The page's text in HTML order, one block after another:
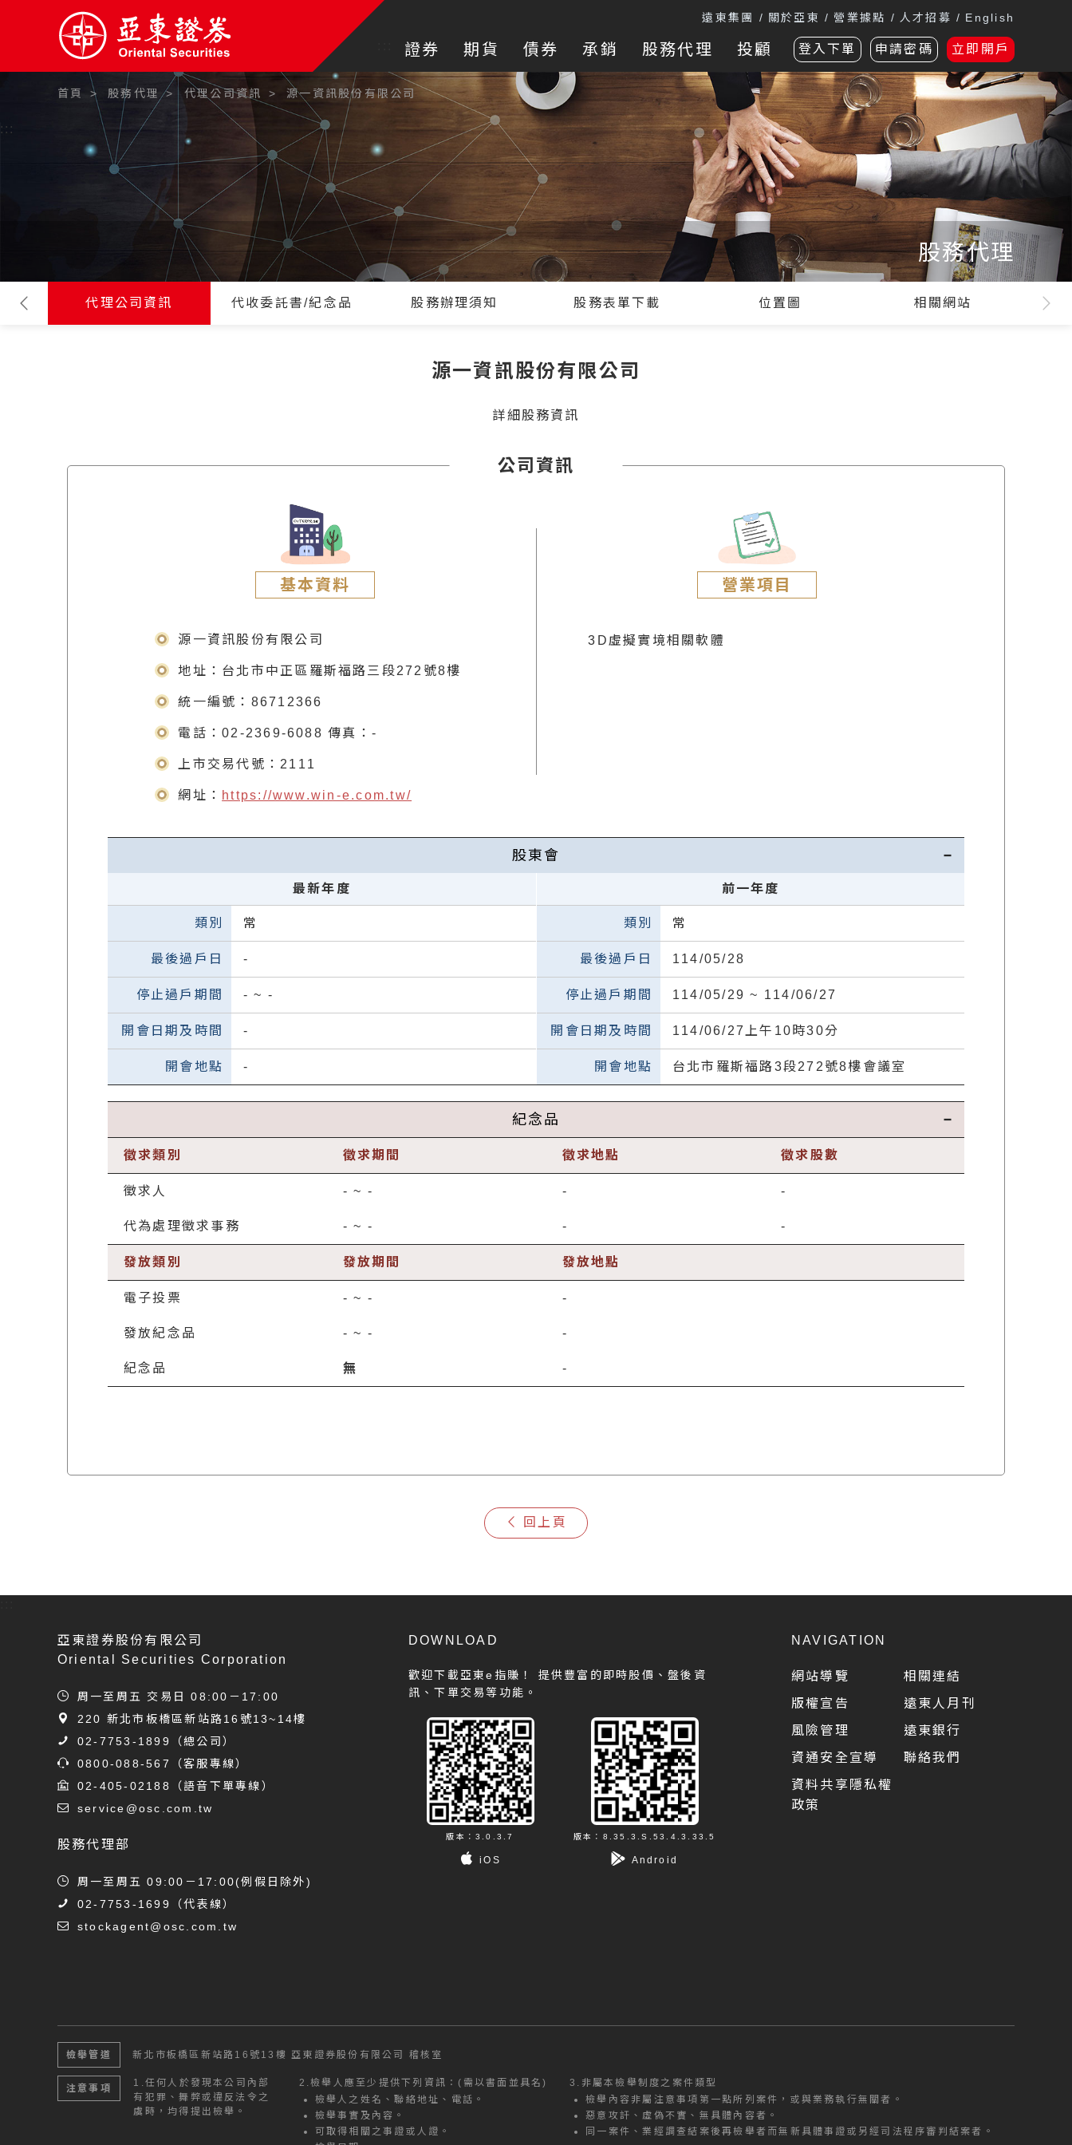
遠東集團 關於亞東 營業據點 人才招募 English
證券 期貨 債券 承銷 股務代理 投顧 登入下單 申請密碼 立即開戶
:::
首頁 股務代理 代理公司資訊 源一資訊股份有限公司
股務代理
代理公司資訊 代收委託書/紀念品 股務辦理須知 股務表單下載 位置圖 相關網站
源一資訊股份有限公司
詳細股務資訊
公司資訊
基本資料
源一資訊股份有限公司
地址：台北市中正區羅斯福路三段272號8樓
統一編號：86712366
電話：02-2369-6088 傳真： -
上市交易代號：2111
網址： https://www.win-e.com.tw/
營業項目
3D虛擬實境相關軟體
股東會
最新年度
常
-
- ~ -
-
-
前一年度
常
114/05/28
114/05/29 ~ 114/06/27
114/06/27上午10時30分
台北市羅斯福路3段272號8樓會議室
紀念品
徵求類別 徵求期間 徵求地點 徵求股數
徵求人 - ~ - - -
代為處理徵求事務 - ~ - - -
發放類別 發放期間 發放地點
電子投票 - ~ - -
發放紀念品 - ~ - -
紀念品 無 -
回上頁
亞東證券股份有限公司
Oriental Securities Corporation
周一至周五 交易日 08:00－17:00
220 新北市板橋區新站路16號13~14樓
02-7753-1899
（總公司）
0800-088-567
（客服專線）
02-405-02188
（語音下單專線）
service@osc.com.tw
股務代理部
周一至周五 09:00－17:00(例假日除外)
02-7753-1699
（代表線）
stockagent@osc.com.tw
DOWNLOAD
歡迎下載亞東e指賺！
提供豐富的即時股價、盤後資
訊、下單交易等功能。
版本：3.0.3.7
iOS
版本：8.35.3.S.53.4.3.33.5
Android
NAVIGATION
網站導覽
版權宣告
風險管理
資通安全宣導
資料共享隱私權
政策
相關連結
遠東人月刊
遠東銀行
聯絡我們
檢舉管道 新北市板橋區新站路16號13樓亞東證券股份有限公司 稽核室
注意事項 1.任何人於發現本公司內部
有犯罪、舞弊或違反法令之
虞時，均得提出檢舉。
2.檢舉人應至少提供下列資訊：(需以書面並具名)
檢舉人之姓名、聯絡地址、電話。
檢舉事實及內容。
可取得相關之事證或人證。
3. 非屬本檢舉制度之案件類型
檢舉內容非屬注意事項第一點所列案件，或與業務執行無關者。
惡意攻訐、虛偽不實、無具體內容者。
同一案件、業經調查結案後再檢舉者而無新具體事證或另經司法程序審判結案者。